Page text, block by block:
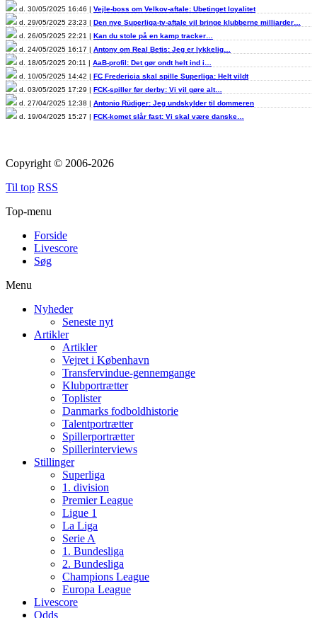
d. 30/05/2025 16:46 | Vejle-boss om Velkov-aftale: Ubetinget loyalitet
d. 29/05/2025 23:23 | Den nye Superliga-tv-aftale vil bringe klubberne milliarder…
d. 26/05/2025 22:21 | Kan du stole på en kamp tracker…
d. 24/05/2025 16:17 | Antony om Real Betis: Jeg er lykkelig…
d. 18/05/2025 20:11 | AaB-profil: Det gør ondt helt ind i…
d. 10/05/2025 14:42 | FC Fredericia skal spille Superliga: Helt vildt
d. 03/05/2025 17:29 | FCK-spiller før derby: Vi vil gøre alt…
d. 27/04/2025 12:38 | Antonio Rüdiger: Jeg undskylder til dommeren
d. 19/04/2025 15:27 | FCK-komet slår fast: Vi skal være danske…
Copyright © 2006-2026
Til top RSS
Top-menu
Forside
Livescore
Søg
Menu
Nyheder
Seneste nyt
Artikler
Artikler
Vejret i København
Transfervindue-gennemgange
Klubportrætter
Toplister
Danmarks fodboldhistorie
Talentportrætter
Spillerportrætter
Spillerinterviews
Stillinger
Superliga
1. division
Premier League
Ligue 1
La Liga
Serie A
1. Bundesliga
2. Bundesliga
Champions League
Europa League
Livescore
Odds